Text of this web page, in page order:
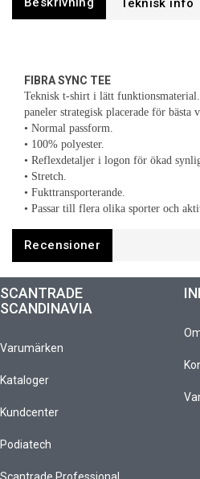
FIBRA SYNC TEE
Teknisk t-shirt i lätt
paneler strategisk placerade för bästa
• Normal passform.
• 100% polyester.
• Reflexdetaljer i logon för ökad
• Stretch.
• Fukttransporterande.
• Passar till flera olika sporter och
Recensioner
SCANTRADE
SCANDINAVIA
Varumärken
Kataloger
Kundcenter
Podiatech